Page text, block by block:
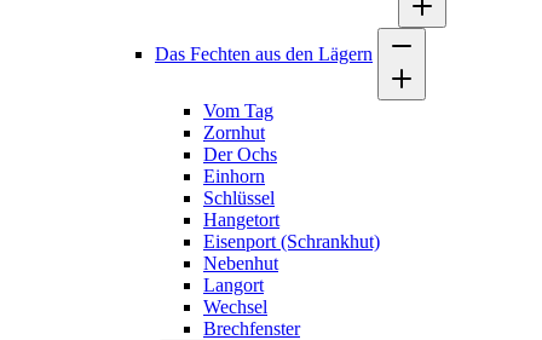
Das Fechten aus den Lägern
Vom Tag
Zornhut
Der Ochs
Einhorn
Schlüssel
Hangetort
Eisenport (Schrankhut)
Nebenhut
Langort
Wechsel
Brechfenster